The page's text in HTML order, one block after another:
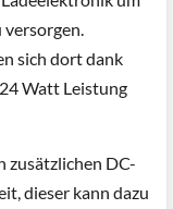
versorgen.
sich dort dank
Watt Leistung
zusätzlichen DC-
dieser kann dazu